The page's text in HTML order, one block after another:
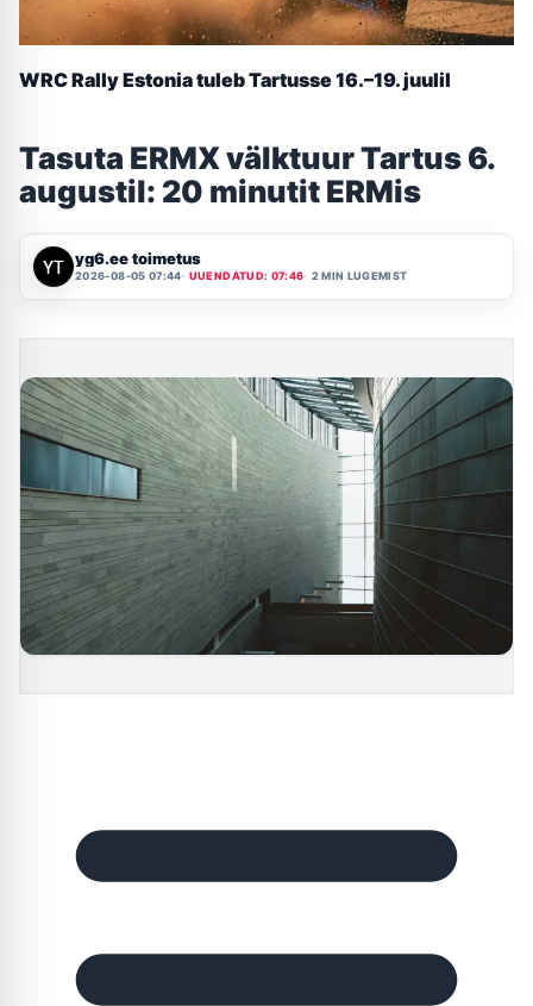
WRC Rally Estonia tuleb Tartusse 16.–19. juulil
Tasuta ERMX välktuur Tartus 6.
augustil: 20 minutit ERMis
yg6.ee toimetus
2026-08-05 07:44 UUENDATUD: 07:46 2 MIN LUGEMIST